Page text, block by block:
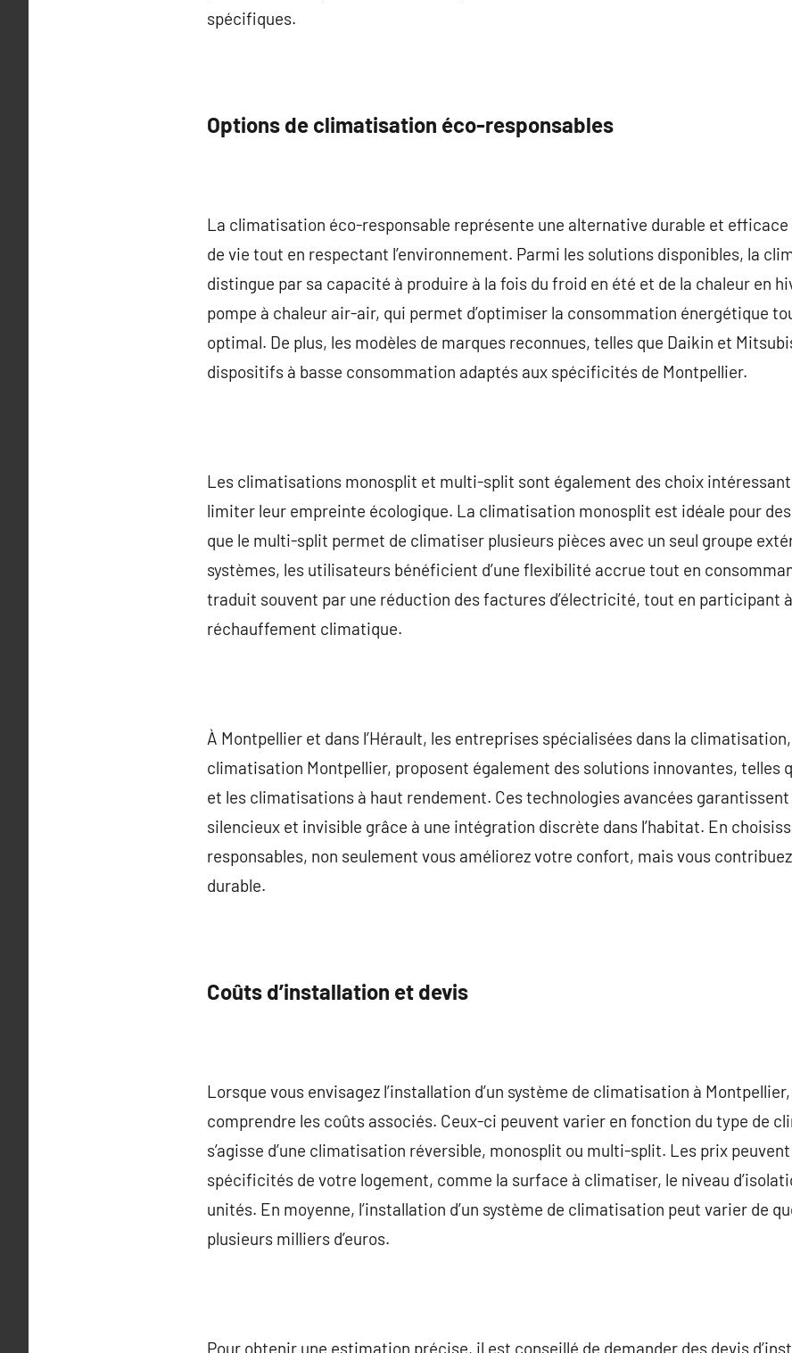
spécifiques.
Options de climatisation éco-responsables
La climatisation éco-responsable représente une alternative durable et
de vie tout en respectant l’environnement. Parmi les solutions disponibles, la
distingue par sa capacité à produire à la fois du froid en été et de la chaleur en
pompe à chaleur air-air, qui permet d’optimiser la consommation énergétique
optimal. De plus, les modèles de marques reconnues, telles que Daikin et
dispositifs à basse consommation adaptés aux spécificités de Montpellier.
Les climatisations monosplit et multi-split sont également des choix
limiter leur empreinte écologique. La climatisation monosplit est idéale pour
que le multi-split permet de climatiser plusieurs pièces avec un seul groupe
systèmes, les utilisateurs bénéficient d’une flexibilité accrue tout en
traduit souvent par une réduction des factures d’électricité, tout en participant
réchauffement climatique.
À Montpellier et dans l’Hérault, les entreprises spécialisées dans la
climatisation Montpellier, proposent également des solutions innovantes, telles
et les climatisations à haut rendement. Ces technologies avancées
silencieux et invisible grâce à une intégration discrète dans l’habitat. En
responsables, non seulement vous améliorez votre confort, mais vous
durable.
Coûts d’installation et devis
Lorsque vous envisagez l’installation d’un système de climatisation à
comprendre les coûts associés. Ceux-ci peuvent varier en fonction du type de
s’agisse d’une climatisation réversible, monosplit ou multi-split. Les prix
spécificités de votre logement, comme la surface à climatiser, le niveau
unités. En moyenne, l’installation d’un système de climatisation peut varier de
plusieurs milliers d’euros.
Pour obtenir une estimation précise, il est conseillé de demander des devis